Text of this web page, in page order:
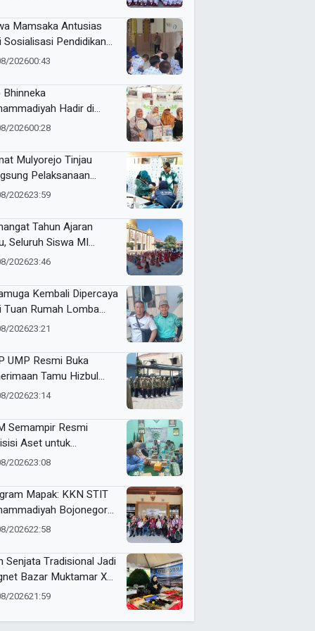
Mamsaka Antusias
Sosialisasi Pendidikan
ke Luar Negeri
202600:43
Bhinneka
Hadir di
Nasyiatul Aisyiyah
202600:28
Mulyorejo Tinjau
Pelaksanaan
BIAS MR dan HPV
202623:59
Tahun Ajaran
Seluruh Siswa MI
5
Suci Perdana
202623:46
Kembali Dipercaya
Tuan Rumah Lomba
Futsal HUT RI Ke-81
202623:21
UMP Resmi Buka
Tamu Hizbul
Tema “Satu Qobilah,
202623:14
Semampir Resmi
Aset untuk
Amal Usaha
202623:08
Mapak: KKN STIT
Bojonegoro
Sosialisasi Pengolahan
202622:58
Senjata Tradisional Jadi
Bazar Muktamar XVI
Suci Sedunia
202621:59